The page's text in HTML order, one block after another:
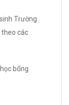
Trường
theo các
bổng